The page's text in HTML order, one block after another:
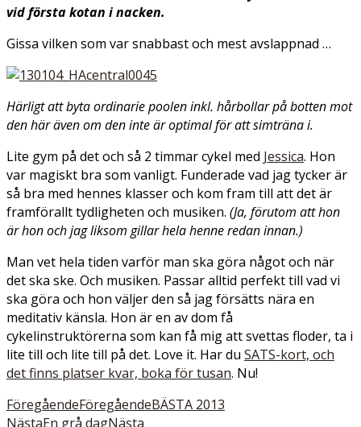
vid första kotan i nacken.
Gissa vilken som var snabbast och mest avslappnad …
Härligt att byta ordinarie poolen inkl. hårbollar på botten mot
den här även om den inte är optimal för att simträna i.
Lite gym på det och så 2 timmar cykel med Jessica. Hon
var magiskt bra som vanligt. Funderade vad jag tycker är
så bra med hennes klasser och kom fram till att det är
framförallt tydligheten och musiken. (Ja, förutom att hon
är hon och jag liksom gillar hela henne redan innan.)
Man vet hela tiden varför man ska göra något och när
det ska ske. Och musiken. Passar alltid perfekt till vad vi
ska göra och hon väljer den så jag försätts nära en
meditativ känsla. Hon är en av dom få
cykelinstruktörerna som kan få mig att svettas floder, ta i
lite till och lite till på det. Love it. Har du SATS-kort, och
det finns platser kvar, boka för tusan. Nu!
FöregåendeFöregåendeBÄSTA 2013
NästaEn grå dagNästa